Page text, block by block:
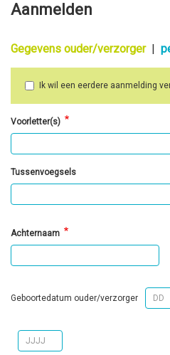
Aanmelden
Gegevens ouder/verzorger|
Ik wil een eerdere aanmelding
Voorletter(s)
Tussenvoegsels
Achternaam
Geboortedatum ouder/verzorger